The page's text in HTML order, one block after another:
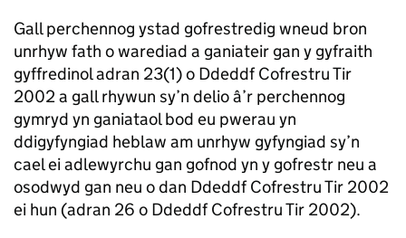
Gall perchennog ystad gofrestredig wneud bron
unrhyw fath o warediad a ganiateir gan y gyfraith
gyffredinol adran 23(1) o Ddeddf Cofrestru Tir
2002 a gall rhywun sy’n delio â’r perchennog
gymryd yn ganiataol bod eu pwerau yn
ddigyfyngiad heblaw am unrhyw gyfyngiad sy’n
cael ei adlewyrchu gan gofnod yn y gofrestr neu a
osodwyd gan neu o dan Ddeddf Cofrestru Tir 2002
ei hun (adran 26 o Ddeddf Cofrestru Tir 2002).